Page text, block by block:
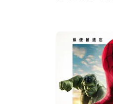
帮你挽挽口碑